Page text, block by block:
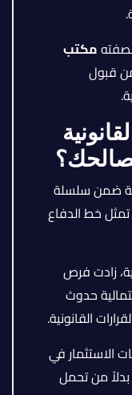
مكتب
قبول
ضمن سلسلة
تمثل خط الدفاع
زادت فرص
حدوث
القانونية.
الاستثمار في
بدلاً من تحمل